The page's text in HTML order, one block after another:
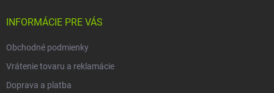
INFORMÁCIE PRE VÁS
Obchodné podmienky
Vrátenie tovaru a reklamácie
Doprava a platba